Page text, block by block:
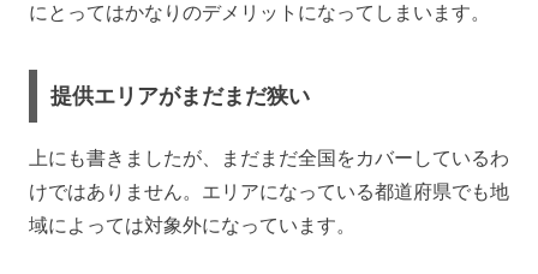
にとってはかなりのデメリットになってしまいます。
提供エリアがまだまだ狭い
上にも書きましたが、まだまだ全国をカバーしているわ
けではありません。エリアになっている都道府県でも地
域によっては対象外になっています。